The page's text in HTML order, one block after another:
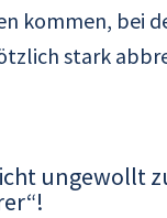
kommen, bei
stark
ungewollt